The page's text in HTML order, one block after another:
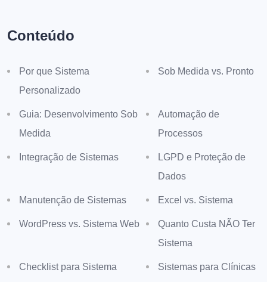
Conteúdo
Por que Sistema
Personalizado
Sob Medida vs. Pronto
Guia: Desenvolvimento Sob
Medida
Automação de
Processos
Integração de Sistemas
LGPD e Proteção de
Dados
Manutenção de Sistemas Excel vs. Sistema
WordPress vs. Sistema Web
Quanto Custa NÃO Ter
Sistema
Checklist para Sistema Sistemas para Clínicas